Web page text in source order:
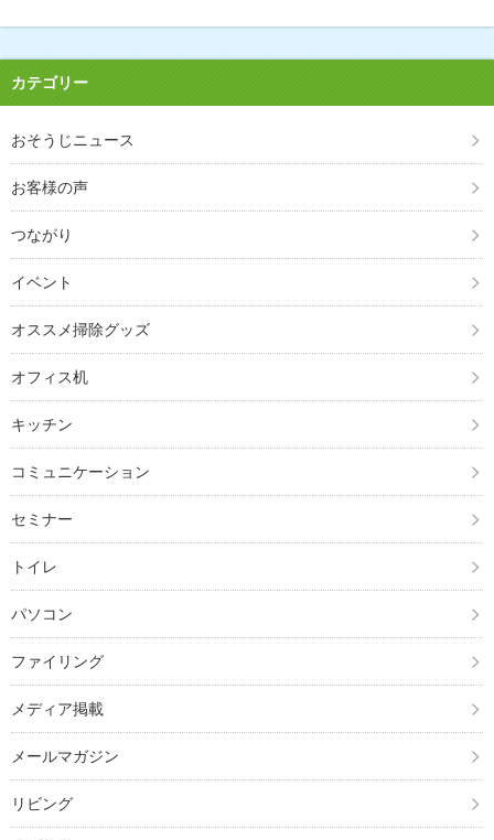
カテゴリー
おそうじニュース
お客様の声
つながり
イベント
オススメ掃除グッズ
オフィス机
キッチン
コミュニケーション
セミナー
トイレ
パソコン
ファイリング
メディア掲載
メールマガジン
リビング